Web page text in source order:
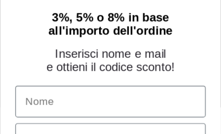
INFORMAZIONI
Chi siamo
Condizioni generali
3%, 5% o 8% in base
all'importo dell'ordine
Inserisci nome e mail
e ottieni il codice sconto!
Name
Email